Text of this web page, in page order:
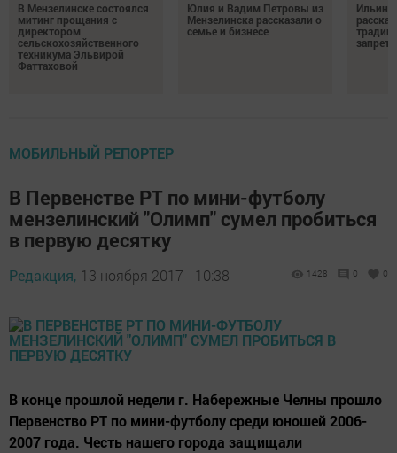
В Мензелинске состоялся
митинг прощания с
директором
сельскохозяйственного
техникума Эльвирой
Фаттаховой
Юлия и Вадим Петровы из
Мензелинска рассказали о
семье и бизнесе
Ильин
МОБИЛЬНЫЙ РЕПОРТЕР
В Первенстве РТ по мини-футболу
мензелинский "Олимп" сумел пробиться
в первую десятку
Редакция, 13 ноября 2017 - 10:38 1428 0 0
В конце прошлой недели г. Набережные Челны прошло
Первенство РТ по мини-футболу среди юношей 2006-
2007 года. Честь нашего города защищали